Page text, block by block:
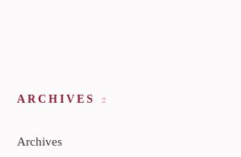
ARCHIVES
Archives